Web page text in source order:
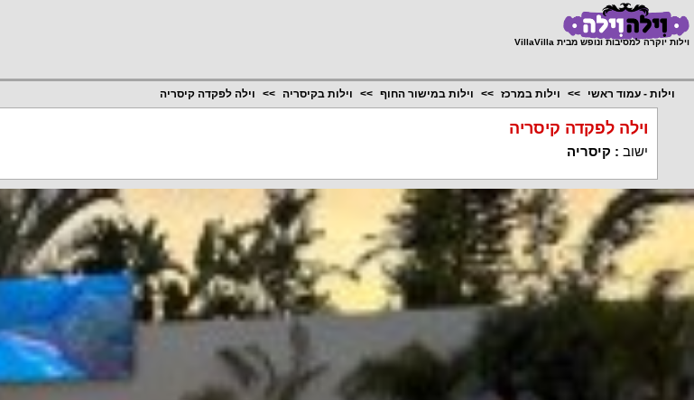
וילות יוקרה למסיבות ונופש מבית VillaVilla
וילות - עמוד ראשי וילות במרכז וילות במישור החוף וילות בקיסריה וילה לפקדה קיסריה
וילה לפקדה קיסריה
ישוב : קיסריה